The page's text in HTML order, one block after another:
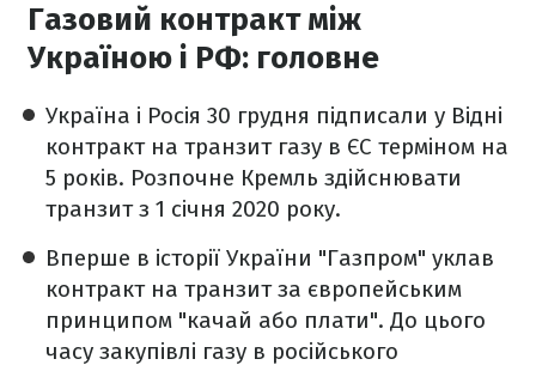
Газовий контракт між
Україною і РФ: головне
Україна і Росія 30 грудня підписали у Відні
контракт на транзит газу в ЄС терміном на
5 років. Розпочне Кремль здійснювати
транзит з 1 січня 2020 року.
Вперше в історії України "Газпром" уклав
контракт на транзит за європейським
принципом "качай або плати". До цього
часу закупівлі газу в російського